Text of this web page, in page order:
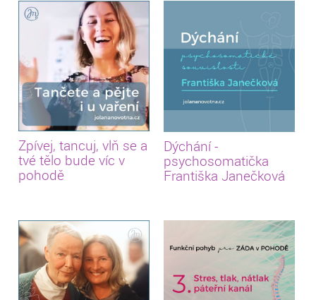
Zpívej, tancuj, vlň se a
tvé tělo bude víc v
pohodě
Dýchání -
psychosomatička
Františka Janečková